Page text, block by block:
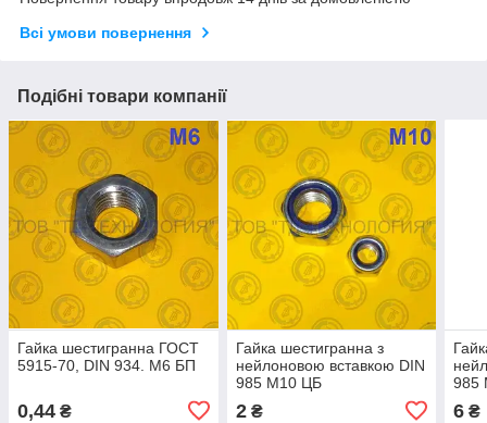
Всі умови повернення
Подібні товари компанії
Гайка шестигранна ГОСТ
5915-70, DIN 934. М6 БП
0,44 ₴
Гайка шестигранна з
нейлоновою вставкою DIN
985 М10 ЦБ
2₴
985
6 ₴